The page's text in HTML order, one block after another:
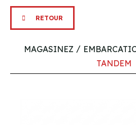
RETOUR
MAGASINEZ
TANDEM